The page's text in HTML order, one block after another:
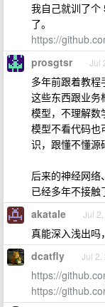
我自己就训了个
了。
https://
prosgtsr Jul
多年前跟着教
这些东西跟业务
模型，不理解数
模型不看代码也
识，跟懂不懂源
后来的神经网络
已经多年不接触
akatale Jul
真能深入浅出吗
dcatfly Jul 2,
https://
https://